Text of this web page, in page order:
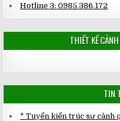
Hotline 3: 0985.386.172
THIẾT KẾ
TIN
* Tuyển kiến trúc sư cảnh